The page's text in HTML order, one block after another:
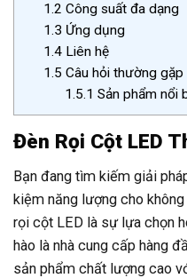
1.2 Công suất đa dạng
1.3 Ứng dụng
1.4 Liên hệ
1.5 Câu hỏi thường gặp
1.5.1 Sản phẩm nổi
Đèn Rọi Cột LED
Bạn đang tìm kiếm giải
kiệm năng lượng cho
rọi cột LED là sự lựa chọn
hào là nhà cung cấp hàng
sản phẩm chất lượng cao